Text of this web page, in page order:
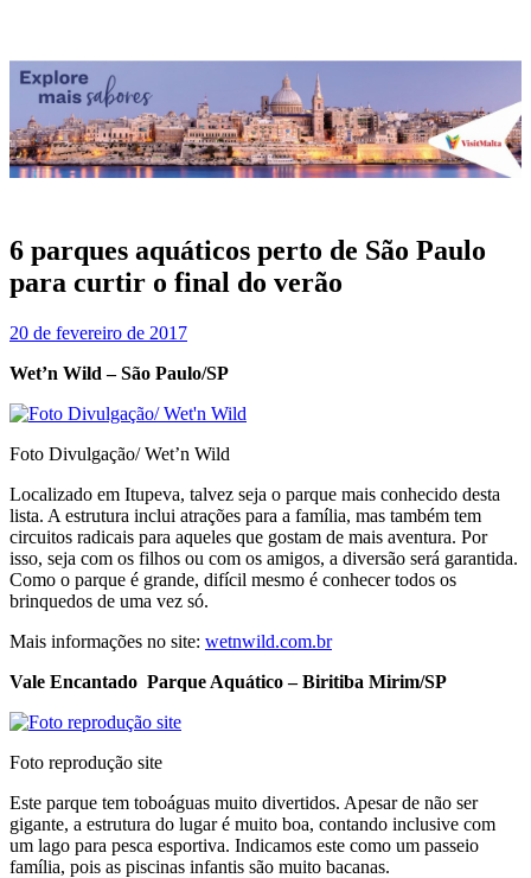
6 parques aquáticos perto de São Paulo
para curtir o final do verão
20 de fevereiro de 2017
Wet’n Wild – São Paulo/SP
Foto Divulgação/ Wet’n Wild
Localizado em Itupeva, talvez seja o parque mais conhecido desta
lista. A estrutura inclui atrações para a família, mas também tem
circuitos radicais para aqueles que gostam de mais aventura. Por
isso, seja com os filhos ou com os amigos, a diversão será garantida.
Como o parque é grande, difícil mesmo é conhecer todos os
brinquedos de uma vez só.
Mais informações no site: wetnwild.com.br
Vale Encantado Parque Aquático – Biritiba Mirim/SP
Foto reprodução site
Este parque tem toboáguas muito divertidos. Apesar de não ser
gigante, a estrutura do lugar é muito boa, contando inclusive com
um lago para pesca esportiva. Indicamos este como um passeio
família, pois as piscinas infantis são muito bacanas.